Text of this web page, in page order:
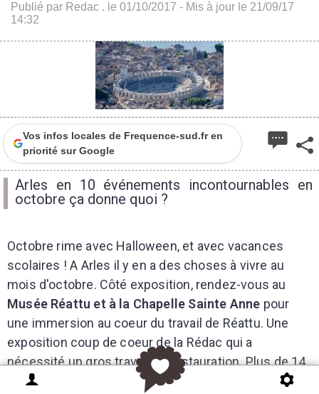
Publié par Redac . le 01/10/2017 - Mis à jour le 21/09/17
14:32
Vos infos locales de Frequence-sud.fr en
priorité sur Google
Arles en 10 événements incontournables en
octobre ça donne quoi ?
Octobre rime avec Halloween, et avec vacances
scolaires ! A Arles il y en a des choses à vivre au
mois d'octobre. Côté exposition, rendez-vous au
Musée Réattu et à la Chapelle Sainte Anne pour
une immersion au coeur du travail de Réattu. Une
exposition coup de coeur de la Rédac qui a
nécessité un gros travail de restauration. Plus de 14
ans de travail de fond ont permis la restauration